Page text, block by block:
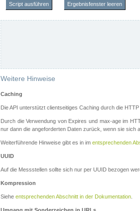
Script ausführen Ergebnisfenster leeren
Weitere Hinweise
Caching
Die API unterstützt clientseitiges Caching durch die
Durch die Verwendung von Expires und max-age im
nur dann die angeforderten Daten zurück, wenn sie sich
Weiterführende Hinweise gibt es in im entsprechenden
UUID
Auf die Messstellen sollte sich nur per UUID bezogen
Kompression
Siehe entsprechenden Abschnitt in der Dokumentation.